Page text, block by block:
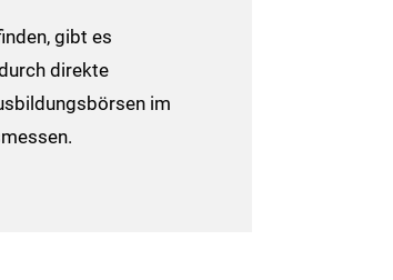
gibt es
direkte
im